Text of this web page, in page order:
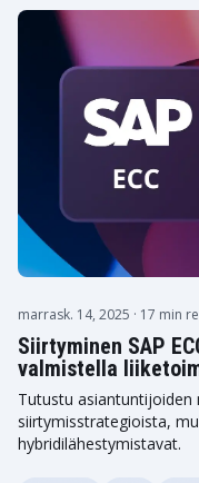
marrask. 14, 2025 · 17 min
Siirtyminen SAP
valmistella
Tutustu asiantuntijoiden
siirtymisstrategioista,
hybridilähestymistavat.